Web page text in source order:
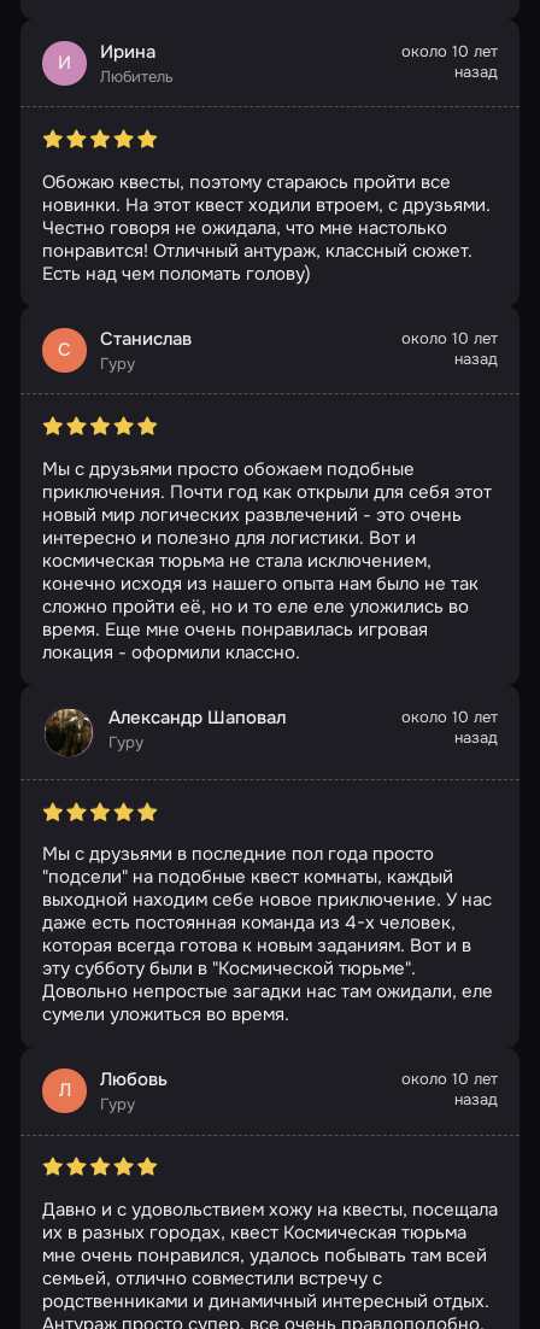
И Ирина
Любитель
около 10 лет
назад
Обожаю квесты, поэтому стараюсь пройти все
новинки. На этот квест ходили втроем, с друзьями.
Честно говоря не ожидала, что мне настолько
понравится! Отличный антураж, классный сюжет.
Есть над чем поломать голову)
С Станислав
Гуру
около 10 лет
назад
Мы с друзьями просто обожаем подобные
приключения. Почти год как открыли для себя этот
новый мир логических развлечений - это очень
интересно и полезно для логистики. Вот и
космическая тюрьма не стала исключением,
конечно исходя из нашего опыта нам было не так
сложно пройти её, но и то еле еле уложились во
время. Еще мне очень понравилась игровая
локация - оформили классно.
Александр Шаповал
Гуру
около 10 лет
назад
Мы с друзьями в последние пол года просто
"подсели" на подобные квест комнаты, каждый
выходной находим себе новое приключение. У нас
даже есть постоянная команда из 4-х человек,
которая всегда готова к новым заданиям. Вот и в
эту субботу были в "Космической тюрьме".
Довольно непростые загадки нас там ожидали, еле
сумели уложиться во время.
Л Любовь
Гуру
около 10 лет
назад
Давно и с удовольствием хожу на квесты, посещала
их в разных городах, квест Космическая тюрьма
мне очень понравился, удалось побывать там всей
семьей, отлично совместили встречу с
родственниками и динамичный интересный отдых.
Антураж просто супер, все очень правдоподобно,